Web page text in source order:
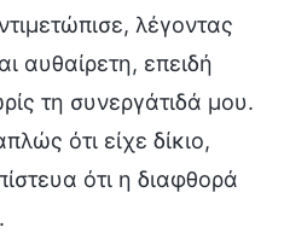
λέγοντας
αυθαίρετη, επειδή
τη συνεργάτιδά μου.
ότι είχε δίκιο,
ότι η διαφθορά